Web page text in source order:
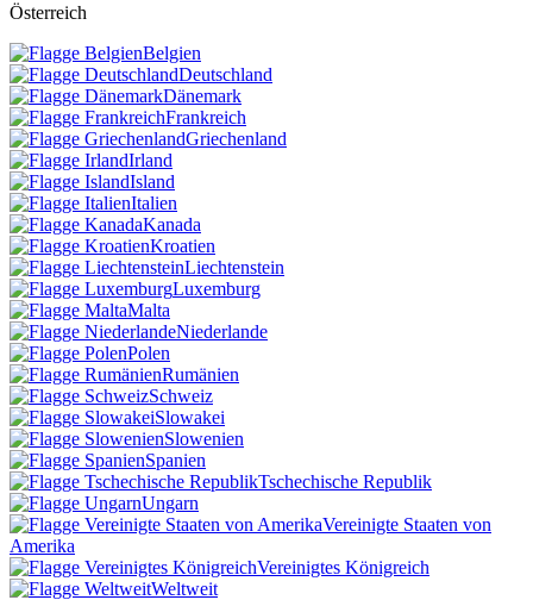
Österreich
Belgien
Deutschland
Dänemark
Frankreich
Griechenland
Irland
Island
Italien
Kanada
Kroatien
Liechtenstein
Luxemburg
Malta
Niederlande
Polen
Rumänien
Schweiz
Slowakei
Slowenien
Spanien
Tschechische Republik
Ungarn
Vereinigte Staaten von
Amerika
Vereinigtes Königreich
Weltweit